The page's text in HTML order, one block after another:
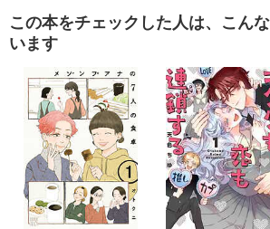
円 (税込)
あらすじを表示する
子供の科学 2025年1月号
734円 (税込)
あらすじを表示する
この本をチェックした人は、こん
います